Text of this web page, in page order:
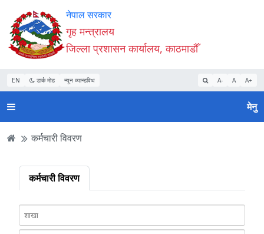
Accessibility
Mode
सुरु
गर्नुहोस्
सामाग्री
पढ्नुहाेस्
नेभिगेसन
पढ्नुहाेस्
वेबसाइट
खोजमा
जानुहोस्
नेपाल सरकार
गृह मन्त्रालय
जिल्ला प्रशासन कार्यालय, काठमाडौँ
EN डार्क मोड न्यून व्यान्डविथ A- A A+
मेनु
कर्मचारी विवरण
कर्मचारी विवरण